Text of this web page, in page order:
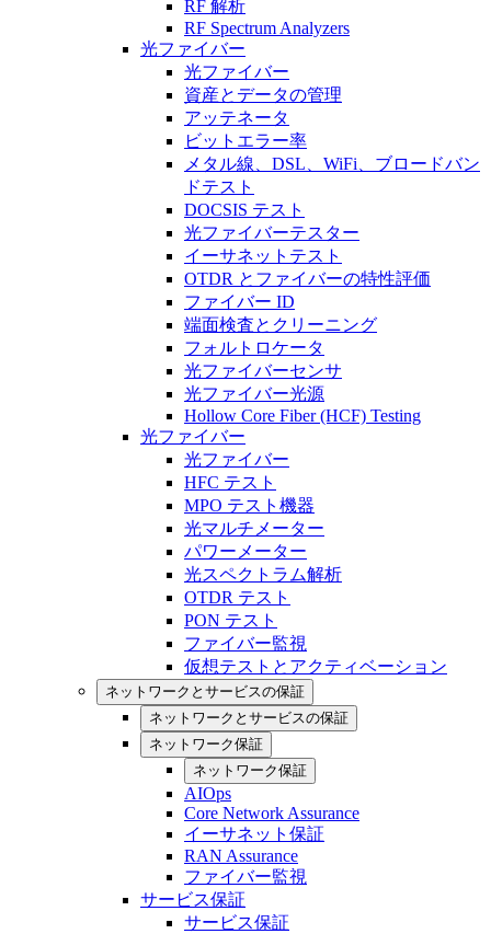
RF 解析
RF Spectrum Analyzers
光ファイバー
光ファイバー
資産とデータの管理
アッテネータ
ビットエラー率
メタル線、DSL、WiFi、ブロードバン
ドテスト
DOCSIS テスト
光ファイバーテスター
イーサネットテスト
OTDR とファイバーの特性評価
ファイバー ID
端面検査とクリーニング
フォルトロケータ
光ファイバーセンサ
光ファイバー光源
Hollow Core Fiber (HCF) Testing
光ファイバー
光ファイバー
HFC テスト
MPO テスト機器
光マルチメーター
パワーメーター
光スペクトラム解析
OTDR テスト
PON テスト
ファイバー監視
仮想テストとアクティベーション
ネットワークとサービスの保証
ネットワークとサービスの保証
ネットワーク保証
ネットワーク保証
AIOps
Core Network Assurance
イーサネット保証
RAN Assurance
ファイバー監視
サービス保証
サービス保証